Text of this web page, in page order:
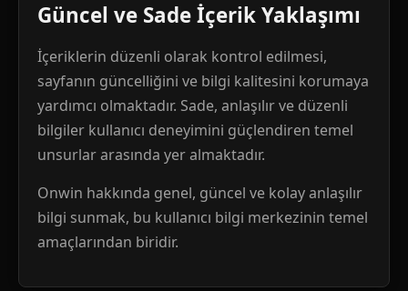
Güncel ve Sade İçerik Yaklaşımı
İçeriklerin düzenli olarak kontrol edilmesi,
sayfanın güncelliğini ve bilgi kalitesini korumaya
yardımcı olmaktadır. Sade, anlaşılır ve düzenli
bilgiler kullanıcı deneyimini güçlendiren temel
unsurlar arasında yer almaktadır.
Onwin hakkında genel, güncel ve kolay anlaşılır
bilgi sunmak, bu kullanıcı bilgi merkezinin temel
amaçlarından biridir.